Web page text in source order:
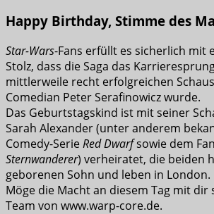
Happy Birthday, Stimme des
Star-Wars-Fans erfüllt es sicherlich mit
Stolz, dass die Saga das
mittlerweile recht erfolgreichen
Comedian Peter Serafinowicz wurde.
Das Geburtstagskind ist mit seiner
Sarah Alexander (unter anderem
Comedy-SerieRed Dwarfsowie dem
Sternwanderer) verheiratet, die beiden
geborenen Sohn und leben in London.
Möge die Macht an diesem Tag mit dir
Team von www.warp-core.de.